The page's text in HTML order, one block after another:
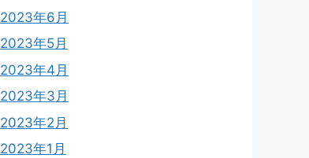
2023年6月
2023年5月
2023年4月
2023年3月
2023年2月
2023年1月